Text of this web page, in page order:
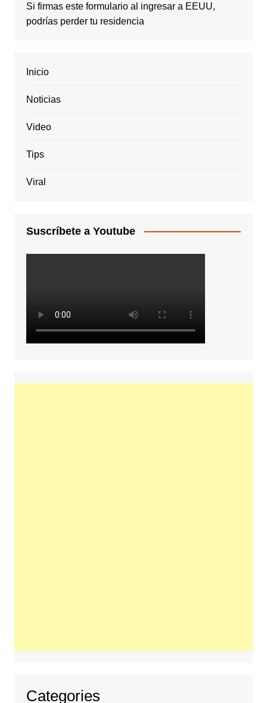
Si firmas este formulario al ingresar a EEUU,
podrías perder tu residencia
Inicio
Noticias
Video
Tips
Viral
Suscríbete a Youtube
Categories